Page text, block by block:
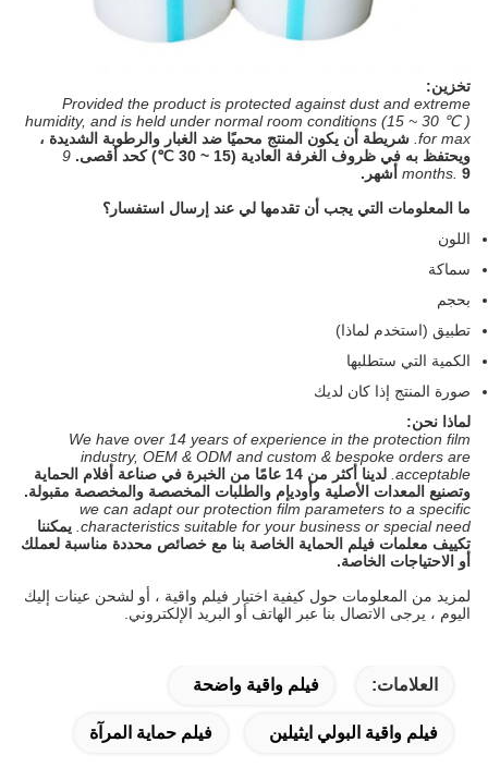
تخزين:
Provided the product is protected against dust and extreme
humidity, and is held under normal room conditions (15 ~ 30 ℃ )
for max.
شريطة أن يكون المنتج محميًا ضد الغبار والرطوبة الشديدة ،
ويحتفظ به في ظروف الغرفة العادية (15 ~ 30 ℃) كحد أقصى.
9
months. 9 أشهر.
ما المعلومات التي يجب أن تقدمها لي عند إرسال استفسار؟
اللون
سماكة
بحجم
تطبيق (استخدم لماذا)
الكمية التي ستطلبها
صورة المنتج إذا كان لديك
لماذا نحن:
We have over 14 years of experience in the protection film
industry, OEM & ODM and custom & bespoke orders are
acceptable.
لدينا أكثر من 14 عامًا من الخبرة في صناعة أفلام الحماية
وتصنيع المعدات الأصلية وأوديإم والطلبات المخصصة والمخصصة مقبولة.
we can adapt our protection film parameters to a specific
characteristics suitable for your business or special need.
يمكننا
تكييف معلمات فيلم الحماية الخاصة بنا مع خصائص محددة مناسبة لعملك
أو الاحتياجات الخاصة.
لمزيد من المعلومات حول كيفية اختيار فيلم واقية ، أو لشحن عينات إليك
اليوم ، يرجى الاتصال بنا عبر الهاتف أو البريد الإلكتروني.
العلامات: فيلم واقية واضحة
فيلم واقية البولي ايثيلين فيلم حماية المرآة